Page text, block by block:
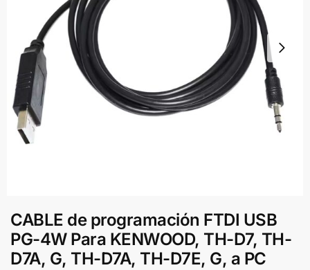
CABLE de programación FTDI USB
PG-4W Para KENWOOD, TH-D7, TH-
D7A, G, TH-D7A, TH-D7E, G, a PC